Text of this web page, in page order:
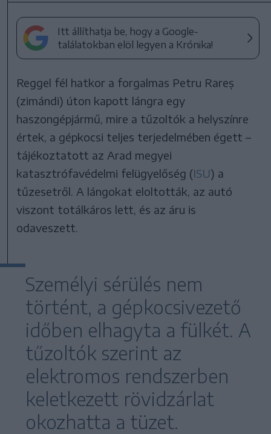
Itt állíthatja be, hogy a Google-
találatokban elöl legyen a Krónika!
Reggel fél hatkor a forgalmas Petru Rareș
(zimándi) úton kapott lángra egy
haszongépjármű, mire a tűzoltók a helyszínre
értek, a gépkocsi teljes terjedelmében égett –
tájékoztatott az Arad megyei
katasztrófavédelmi felügyelőség (ISU) a
tűzesetről. A lángokat eloltották, az autó
viszont totálkáros lett, és az áru is
odaveszett.
Személyi sérülés nem
történt, a gépkocsivezető
időben elhagyta a fülkét. A
tűzoltók szerint az
elektromos rendszerben
keletkezett rövidzárlat
okozhatta a tüzet.